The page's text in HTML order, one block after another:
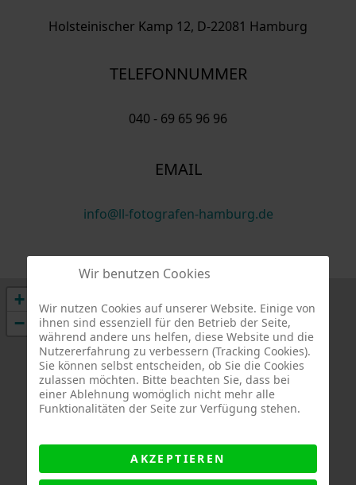
Holsteinischer Kamp 12, D-22081 Hamburg
TELEFONNUMMER
040 - 69 65 96 96
EMAIL
info@ll-fotografen-hamburg.de
+
−
Wir benutzen Cookies
Wir nutzen Cookies auf unserer Website. Einige von
ihnen sind essenziell für den Betrieb der Seite,
während andere uns helfen, diese Website und die
Nutzererfahrung zu verbessern (Tracking Cookies).
Sie können selbst entscheiden, ob Sie die Cookies
zulassen möchten. Bitte beachten Sie, dass bei
einer Ablehnung womöglich nicht mehr alle
Funktionalitäten der Seite zur Verfügung stehen.
AKZEPTIEREN